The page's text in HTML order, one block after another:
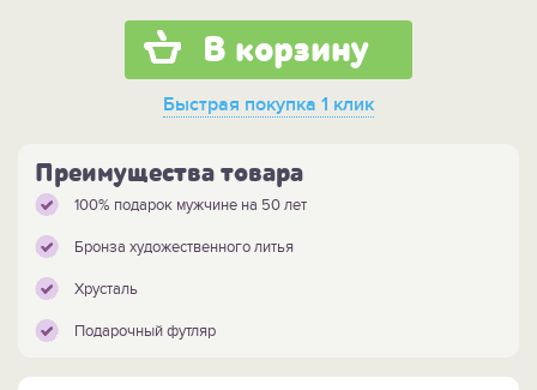
В корзину
Быстрая покупка 1 клик
Преимущества товара
100% подарок мужчине на 50 лет
Бронза художественного литья
Хрусталь
Подарочный футляр